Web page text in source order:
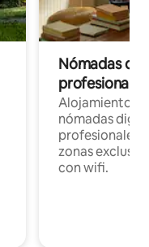
Nómadas
Alojamientos
nómadas
profesionales
zonas
con wifi.